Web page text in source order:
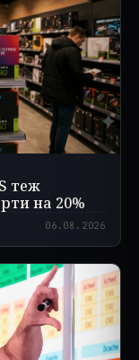
теж
на 20%
06.08.2026